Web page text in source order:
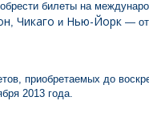
билеты на
, Чикаго и Нью-Йорк —
приобретаемых до
2013 года.